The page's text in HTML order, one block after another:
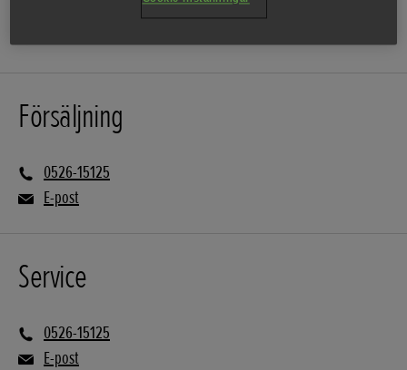
Försäljning
0526-15125
E-post
Service
0526-15125
E-post